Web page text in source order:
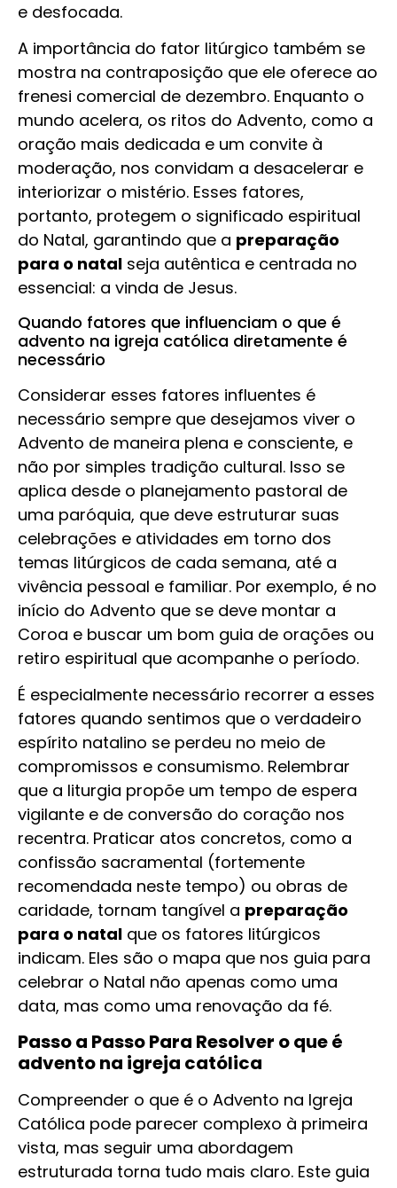
e desfocada.
A importância do fator litúrgico também se
mostra na contraposição que ele oferece ao
frenesi comercial de dezembro. Enquanto o
mundo acelera, os ritos do Advento, como a
oração mais dedicada e um convite à
moderação, nos convidam a desacelerar e
interiorizar o mistério. Esses fatores,
portanto, protegem o significado espiritual
do Natal, garantindo que a preparação
para o natal seja autêntica e centrada no
essencial: a vinda de Jesus.
Quando fatores que influenciam o que é
advento na igreja católica diretamente é
necessário
Considerar esses fatores influentes é
necessário sempre que desejamos viver o
Advento de maneira plena e consciente, e
não por simples tradição cultural. Isso se
aplica desde o planejamento pastoral de
uma paróquia, que deve estruturar suas
celebrações e atividades em torno dos
temas litúrgicos de cada semana, até a
vivência pessoal e familiar. Por exemplo, é no
início do Advento que se deve montar a
Coroa e buscar um bom guia de orações ou
retiro espiritual que acompanhe o período.
É especialmente necessário recorrer a esses
fatores quando sentimos que o verdadeiro
espírito natalino se perdeu no meio de
compromissos e consumismo. Relembrar
que a liturgia propõe um tempo de espera
vigilante e de conversão do coração nos
recentra. Praticar atos concretos, como a
confissão sacramental (fortemente
recomendada neste tempo) ou obras de
caridade, tornam tangível a preparação
para o natal que os fatores litúrgicos
indicam. Eles são o mapa que nos guia para
celebrar o Natal não apenas como uma
data, mas como uma renovação da fé.
Passo a Passo Para Resolver o que é
advento na igreja católica
Compreender o que é o Advento na Igreja
Católica pode parecer complexo à primeira
vista, mas seguir uma abordagem
estruturada torna tudo mais claro. Este guia